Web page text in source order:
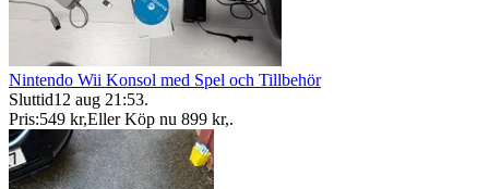
Nintendo Wii Konsol med Spel och Tillbehör
Sluttid12 aug 21:53.
Pris:549 kr,Eller Köp nu 899 kr,.